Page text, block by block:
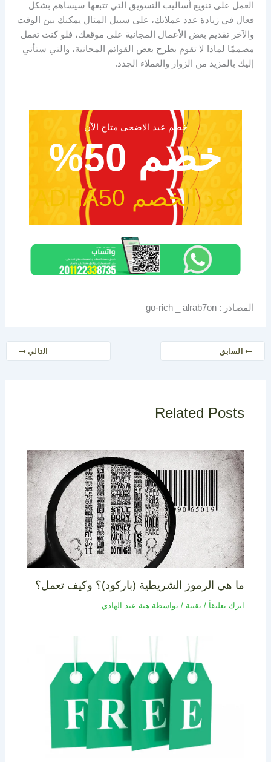
العمل على تنويع أساليب التسويق التي تتبعها سيساهم بشكل
فعال في زيادة عدد عملائك، على سبيل المثال يمكنك بين الوقت
والآخر تقديم بعض الأعمال المجانية على موقعك، فلو كنت تعمل
مصممًا لماذا لا تقوم بطرح بعض القوائم المجانية، والتي ستأتي
إليك بالمزيد من الزوار والعملاء الجدد.
خصم عيد الاضحى متاح الآن
خصم 50%
كود الخصم ADHA50
المصادر : go-rich _ alrab7on
السابق التالي
Related Posts
ما هي الرموز الشريطية (باركود)؟ وكيف تعمل؟
اترك تعليقاً /تقنية / بواسطة هبة عبد الهادي